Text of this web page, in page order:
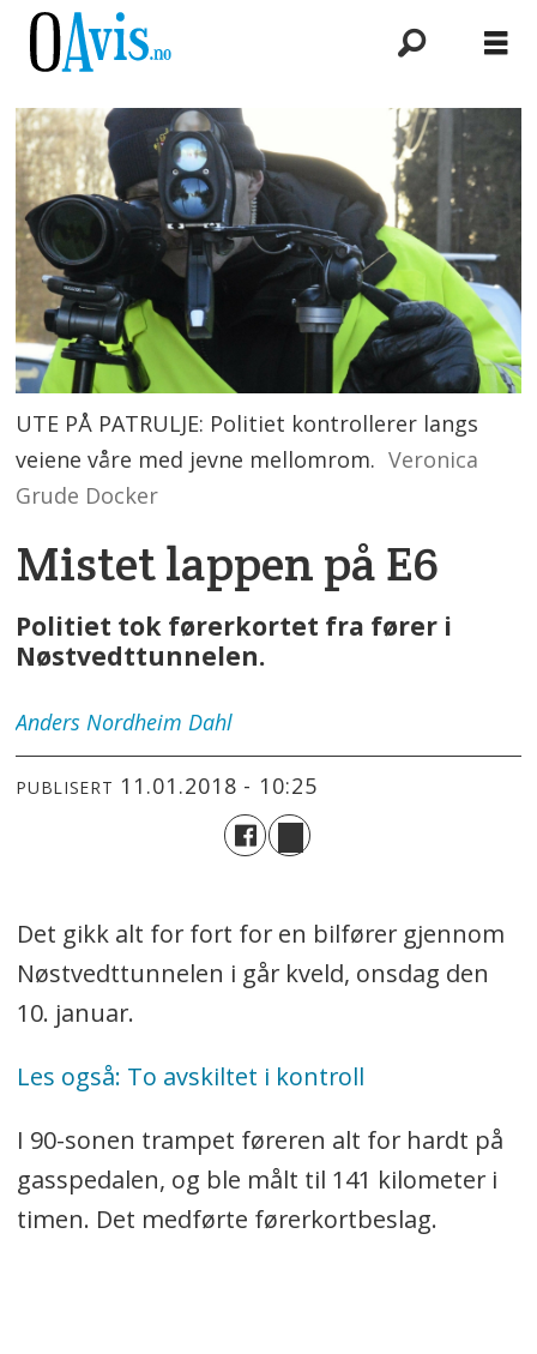
UTE PÅ PATRULJE: Politiet kontrollerer langs
veiene våre med jevne mellomrom. Veronica
Grude Docker
Mistet lappen på E6
Politiet tok førerkortet fra fører i
Nøstvedttunnelen.
Anders Nordheim Dahl
PUBLISERT 11.01.2018 - 10:25
Det gikk alt for fort for en bilfører gjennom
Nøstvedttunnelen i går kveld, onsdag den
10. januar.
Les også: To avskiltet i kontroll
I 90-sonen trampet føreren alt for hardt på
gasspedalen, og ble målt til 141 kilometer i
timen. Det medførte førerkortbeslag.